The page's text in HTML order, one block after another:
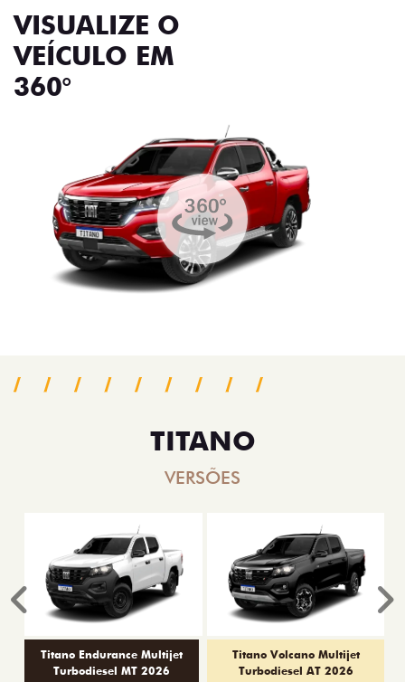
VISUALIZE O
VEÍCULO EM
360°
TITANO
VERSÕES
Titano Endurance Multijet
Turbodiesel MT 2026
Titano Volcano Multijet
Turbodiesel AT 2026
Anterior